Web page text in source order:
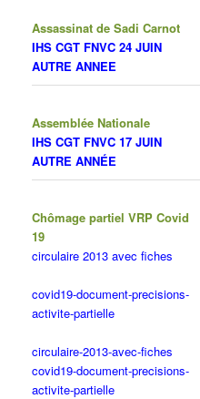
Assassinat de Sadi Carnot
IHS CGT FNVC 24 JUIN
AUTRE ANNEE
Assemblée Nationale
IHS CGT FNVC 17 JUIN
AUTRE ANNÉE
Chômage partiel VRP Covid
19
circulaire 2013 avec fiches
covid19-document-precisions-
activite-partielle
circulaire-2013-avec-fiches
covid19-document-precisions-
activite-partielle